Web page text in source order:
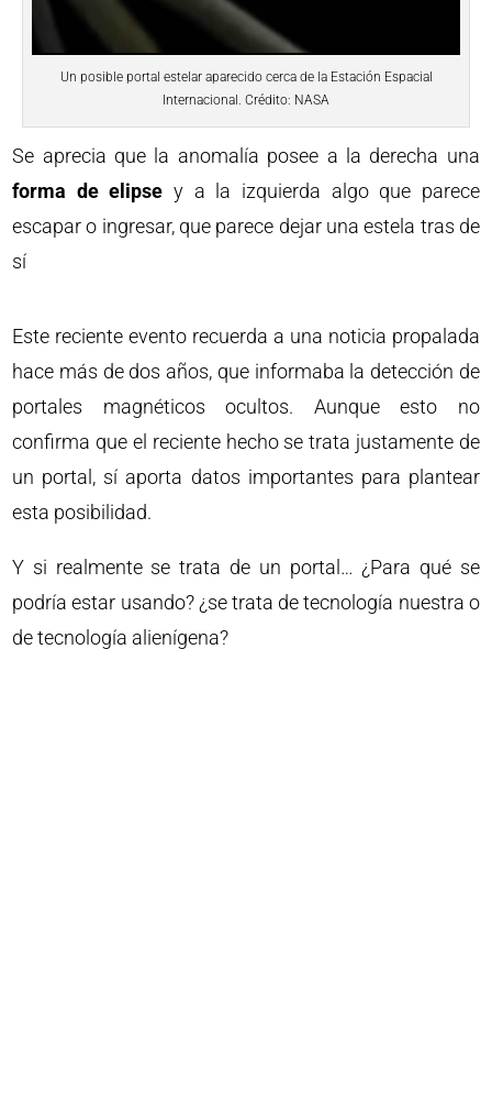
Un posible portal estelar aparecido cerca de la Estación Espacial
Internacional. Crédito: NASA
Se aprecia que la anomalía posee a la derecha una
forma de elipse y a la izquierda algo que parece
escapar o ingresar, que parece dejar una estela tras de
sí
Este reciente evento recuerda a una noticia propalada
hace más de dos años, que informaba la detección de
portales magnéticos ocultos. Aunque esto no
confirma que el reciente hecho se trata justamente de
un portal, sí aporta datos importantes para plantear
esta posibilidad.
Y si realmente se trata de un portal… ¿Para qué se
podría estar usando? ¿se trata de tecnología nuestra o
de tecnología alienígena?